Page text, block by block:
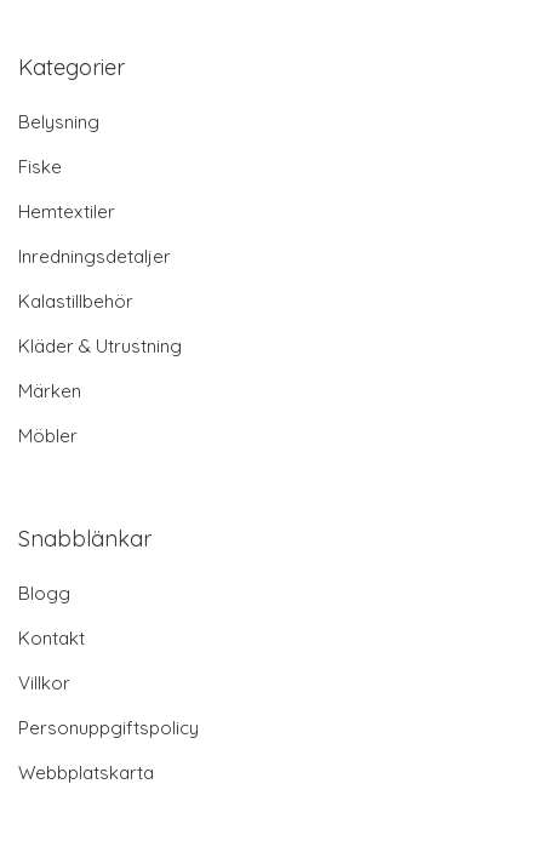
Kategorier
Belysning
Fiske
Hemtextiler
Inredningsdetaljer
Kalastillbehör
Kläder & Utrustning
Märken
Möbler
Snabblänkar
Blogg
Kontakt
Villkor
Personuppgiftspolicy
Webbplatskarta